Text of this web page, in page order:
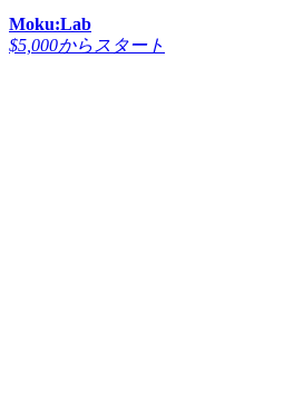
Moku:Lab
$5,000からスタート